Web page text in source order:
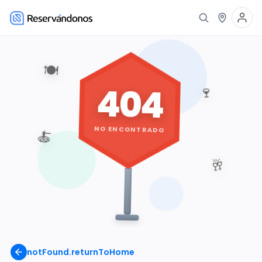
notFound.returnToHome
🍽️
🍷
🥂
🍝
404
NO ENCONTRADO